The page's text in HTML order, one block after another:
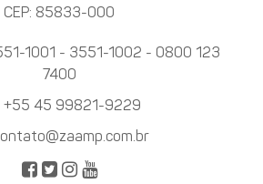
CEP: 85833-000
1001 - 3551-1002 - 0800 123
7400
+55 45 99821-9229